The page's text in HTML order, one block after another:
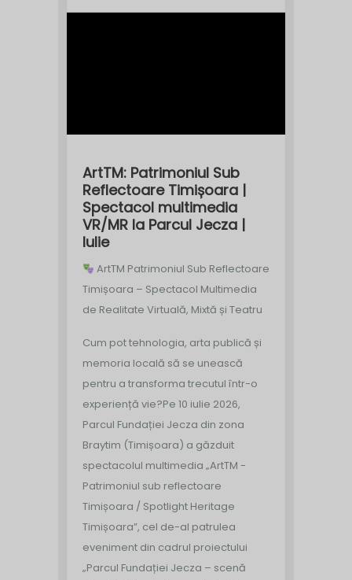
ArtTM: Patrimoniul Sub
Reflectoare Timișoara |
Spectacol multimedia
VR/MR la Parcul Jecza |
Iulie
ArtTM Patrimoniul Sub Reflectoare
Timișoara – Spectacol Multimedia
de Realitate Virtuală, Mixtă și Teatru
Cum pot tehnologia, arta publică și
memoria locală să se unească
pentru a transforma trecutul într-o
experiență vie?Pe 10 iulie 2026,
Parcul Fundației Jecza din zona
Braytim (Timișoara) a găzduit
spectacolul multimedia „ArtTM -
Patrimoniul sub reflectoare
Timișoara / Spotlight Heritage
Timișoara”, cel de-al patrulea
eveniment din cadrul proiectului
„Parcul Fundației Jecza – scenă